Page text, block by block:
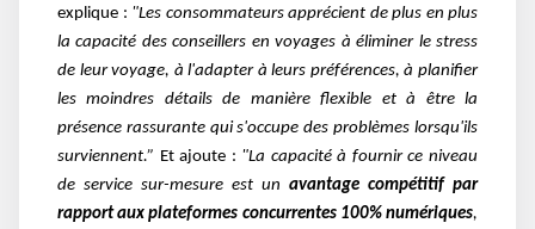
explique : "Les consommateurs apprécient de plus en plus
la capacité des conseillers en voyages à éliminer le stress
de leur voyage, à l'adapter à leurs préférences, à planifier
les moindres détails de manière flexible et à être la
présence rassurante qui s'occupe des problèmes lorsqu'ils
surviennent.” Et ajoute : "La capacité à fournir ce niveau
de service sur-mesure est un avantage compétitif par
rapport aux plateformes concurrentes 100% numériques,